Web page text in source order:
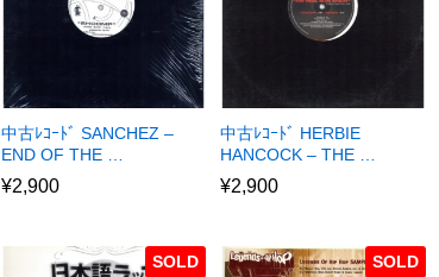
中古ﾚｺｰﾄﾞ SANCHEZ –
END OF THE …
¥2,900
中古ﾚｺｰﾄﾞ HERBIE
HANCOCK – THE …
¥2,900
SOLD SOLD